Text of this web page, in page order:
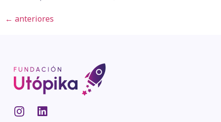
← anteriores